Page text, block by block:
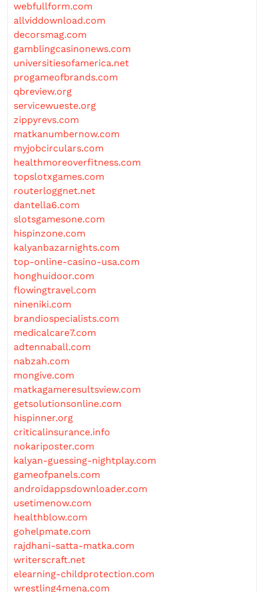
webfullform.com
allviddownload.com
decorsmag.com
gamblingcasinonews.com
universitiesofamerica.net
progameofbrands.com
qbreview.org
servicewueste.org
zippyrevs.com
matkanumbernow.com
myjobcirculars.com
healthmoreoverfitness.com
topslotxgames.com
routerloggnet.net
dantella6.com
slotsgamesone.com
hispinzone.com
kalyanbazarnights.com
top-online-casino-usa.com
honghuidoor.com
flowingtravel.com
nineniki.com
brandiospecialists.com
medicalcare7.com
adtennaball.com
nabzah.com
mongive.com
matkagameresultsview.com
getsolutionsonline.com
hispinner.org
criticalinsurance.info
nokariposter.com
kalyan-guessing-nightplay.com
gameofpanels.com
androidappsdownloader.com
usetimenow.com
healthblow.com
gohelpmate.com
rajdhani-satta-matka.com
writerscraft.net
elearning-childprotection.com
wrestling4mena.com